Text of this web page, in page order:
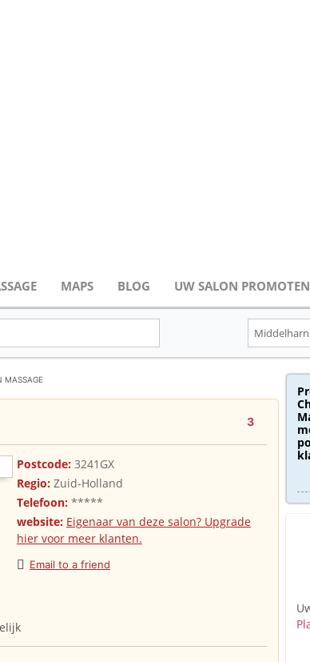
MAPS BLOG UW SALON PROMOTEN
MASSAGE
3
Postcode: 3241GX
Regio: Zuid-Holland
Telefoon:*****
website: Eigenaar van deze salon? Upgrade
hier voor meer klanten.
Email to a friend